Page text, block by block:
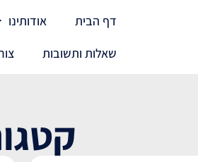
דף הבית אודותינו
שאלות ותשובות